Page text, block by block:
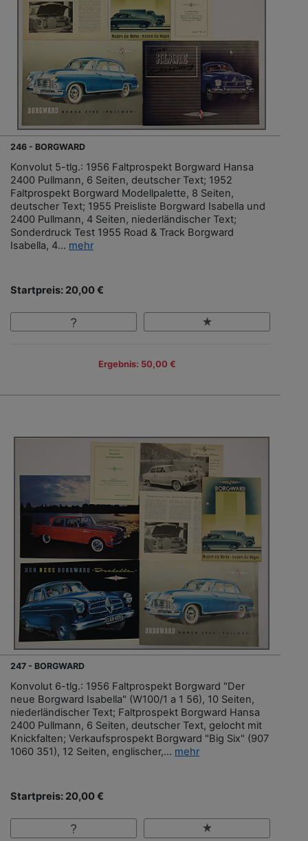
246 - BORGWARD
Konvolut 5-tlg.: 1956 Faltprospekt Borgward Hansa
2400 Pullmann, 6 Seiten, deutscher Text; 1952
Faltprospekt Borgward Modellpalette, 8 Seiten,
deutscher Text; 1955 Preisliste Borgward Isabella und
2400 Pullmann, 4 Seiten, niederländischer Text;
Sonderdruck Test 1955 Road & Track Borgward
Isabella, 4... mehr
Startpreis: 20,00 €
Ergebnis: 50,00 €
247 - BORGWARD
Konvolut 6-tlg.: 1956 Faltprospekt Borgward "Der
neue Borgward Isabella" (W100/1 a 1 56), 10 Seiten,
niederländischer Text; Faltprospekt Borgward Hansa
2400 Pullmann, 6 Seiten, deutscher Text, gelocht mit
Knickfalten; Verkaufsprospekt Borgward "Big Six" (907
1060 351), 12 Seiten, englischer,... mehr
Startpreis: 20,00 €